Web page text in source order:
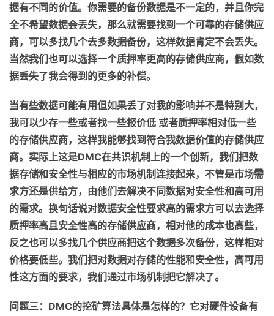
据有不同的价值。 你需要的备份数据是不一定的， 并且你完
全不希望数据会丢失， 那么就需要找到 一个可靠的存储供应
商， 可以多找几个去多数据备份，这样数据肯定不会丢失。
当然我们也可以选择一个质押率更高的存储供应商， 假如数
据丢失了我会得到的更多的补偿。
当有些数据可能有用但如果丢了对我的影响并不是特别大，
我可以少存一些或者找一些报价低 或者质押率相对低一些
的存储供应商， 这样我能够找到符合我数据价值的存储供应
商。实际上这是DMC在共识机制上的一个创新，我们把数
据存储和安全性与相应的市场机制连接起来，不管是市场需
求方还是供给方，由他们去解决不同数据对安全性和高可用
的需求。 换句话说对数据安全性要求高的需求方可以去选择
质押率高且安全性高的存储供应商，相对他的成本也高些，
反之也可以多找几个供应商把这个数据多次备份， 这样相对
价格要低些。我们把对数据对存储的性能和安全性，高可用
性这方面的要求，我们通过市场机制把它解决了。
问题三： DMC的挖矿算法具体是怎样的？它对硬件设备有